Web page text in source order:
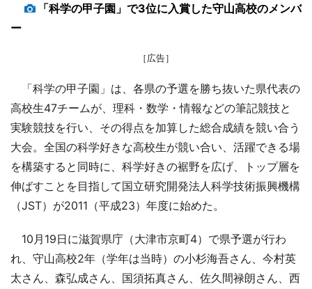
「科学の甲子園」で3位に入賞した守山高校のメンバ
ー
［広告］
「科学の甲子園」は、各県の予選を勝ち抜いた県代表の
高校生47チームが、理科・数学・情報などの筆記競技と
実験競技を行い、その得点を加算した総合成績を競い合う
大会。全国の科学好きな高校生が競い合い、活躍できる場
を構築すると同時に、科学好きの裾野を広げ、トップ層を
伸ばすことを目指して国立研究開発法人科学技術振興機構
（JST）が2011（平成23）年度に始めた。
10月19日に滋賀県庁（大津市京町4）で県予選が行わ
れ、守山高校2年（学年は当時）の小杉海吾さん、今村英
太さん、森弘成さん、国須拓真さん、佐久間禄朗さん、西